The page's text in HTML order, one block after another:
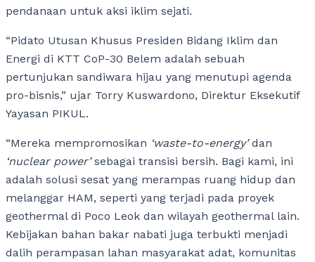
pendanaan untuk aksi iklim sejati.
“Pidato Utusan Khusus Presiden Bidang Iklim dan
Energi di KTT CoP-30 Belem adalah sebuah
pertunjukan sandiwara hijau yang menutupi agenda
pro-bisnis,” ujar Torry Kuswardono, Direktur Eksekutif
Yayasan PIKUL.
“Mereka mempromosikan ‘waste-to-energy’dan
‘nuclear power’sebagai transisi bersih. Bagi kami, ini
adalah solusi sesat yang merampas ruang hidup dan
melanggar HAM, seperti yang terjadi pada proyek
geothermal di Poco Leok dan wilayah geothermal lain.
Kebijakan bahan bakar nabati juga terbukti menjadi
dalih perampasan lahan masyarakat adat, komunitas